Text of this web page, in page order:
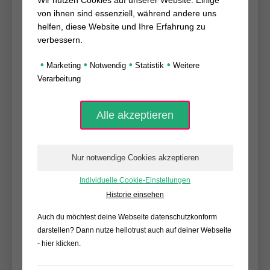
Im Marketing ist diese Kennzahl besonders
wichtig, weil sie zeigt,wie effektiv deine
Website oder Kampagne wirklich ist
hast.
5. Call to Action (CTA) – der
entscheidende Impuls
Call to Actionist eine klare
Handlungsaufforderung, z. B.:
„Mehr erfahren“
„Kostenlos testen“
von ihnen sind essenziell, während andere uns
helfen, diese Website und Ihre Erfahrung zu
verbessern.
• Marketing • Notwendig • Statistik • Weitere
Verarbeitung
Individuelle Cookie-Einstellungen
Historie einsehen
Auch du möchtest deine Webseite datenschutzkonform
darstellen? Dann nutze hellotrust auch auf deiner Webseite
- hier klicken.